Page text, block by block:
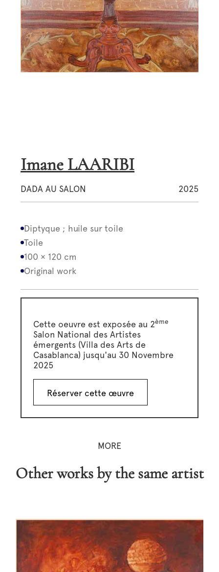
Imane LAARIBI
DADA AU SALON 2025
Diptyque ; huile sur toile
Toile
100 × 120 cm
Original work
Cette oeuvre est exposée au 2ème
Salon National des Artistes
émergents (Villa des Arts de
Casablanca) jusqu'au 30 Novembre
2025
Réserver cette œuvre
MORE
Other works by the same artist